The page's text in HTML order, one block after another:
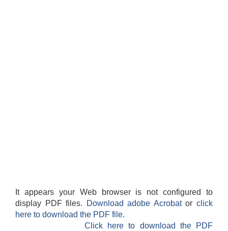
It appears your Web browser is not configured to
display PDF files.
Download adobe Acrobatorclick
here to download the PDF file.
Click here to download the PDF